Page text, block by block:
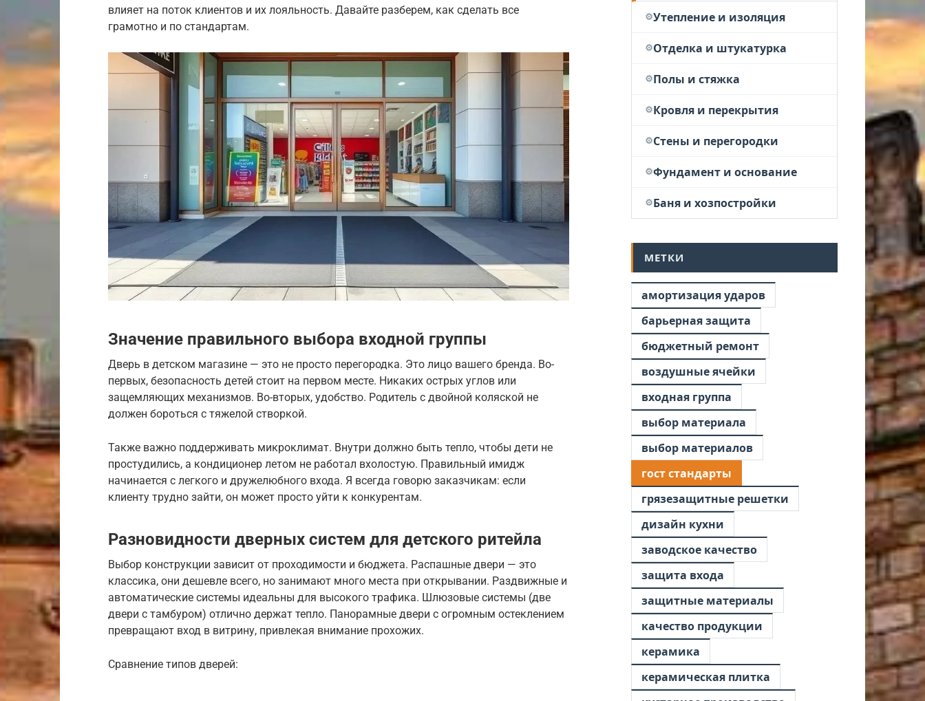
влияет на поток клиентов и их лояльность. Давайте разберем, как сделать все
грамотно и по стандартам.
Значение правильного выбора входной группы
Дверь в детском магазине — это не просто перегородка. Это лицо вашего бренда. Во-
первых, безопасность детей стоит на первом месте. Никаких острых углов или
защемляющих механизмов. Во-вторых, удобство. Родитель с двойной коляской не
должен бороться с тяжелой створкой.
Также важно поддерживать микроклимат. Внутри должно быть тепло, чтобы дети не
простудились, а кондиционер летом не работал вхолостую. Правильный имидж
начинается с легкого и дружелюбного входа. Я всегда говорю заказчикам: если
клиенту трудно зайти, он может просто уйти к конкурентам.
Разновидности дверных систем для детского ритейла
Выбор конструкции зависит от проходимости и бюджета. Распашные двери — это
классика, они дешевле всего, но занимают много места при открывании. Раздвижные и
автоматические системы идеальны для высокого трафика. Шлюзовые системы (две
двери с тамбуром) отлично держат тепло. Панорамные двери с огромным остеклением
превращают вход в витрину, привлекая внимание прохожих.
Сравнение типов дверей:
Утепление и изоляция
Отделка и штукатурка
Полы и стяжка
Кровля и перекрытия
Стены и перегородки
Фундамент и основание
Баня и хозпостройки
МЕТКИ
амортизация ударов
барьерная защита
бюджетный ремонт
воздушные ячейки
входная группа
выбор материала
выбор материалов
гост стандарты
грязезащитные решетки
дизайн кухни
заводское качество
защита входа
защитные материалы
качество продукции
керамика
керамическая плитка